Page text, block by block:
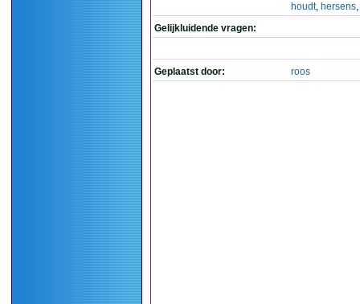
houdt, hersens,
Gelijkluidende vragen:
Geplaatst door: roos